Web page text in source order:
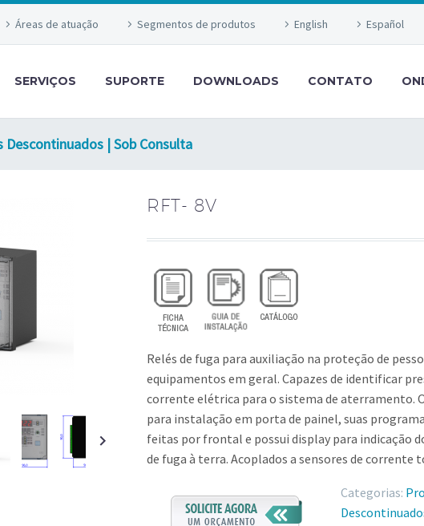
Áreas de atuação Segmentos de produtos English Español
SERVIÇOS SUPORTE DOWNLOADS CONTATO
Descontinuados | Sob Consulta
RFT- 8V
Relés de fuga para auxiliação na proteção de
equipamentos em geral. Capazes de identificar
corrente elétrica para o sistema de aterramento.
para instalação em porta de painel, suas
feitas por frontal e possui display para indicação
de fuga à terra. Acoplados a sensores de corrente
Categorias: